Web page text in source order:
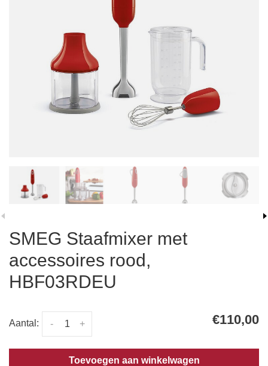
SMEG Staafmixer met
accessoires rood,
HBF03RDEU
Aantal: +
- €110,00
Toevoegen aan winkelwagen